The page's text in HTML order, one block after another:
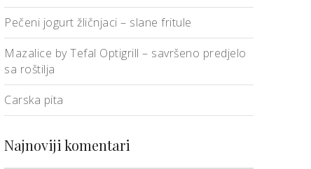
Pečeni jogurt žličnjaci – slane fritule
Mazalice by Tefal Optigrill – savršeno predjelo
sa roštilja
Carska pita
Najnoviji komentari